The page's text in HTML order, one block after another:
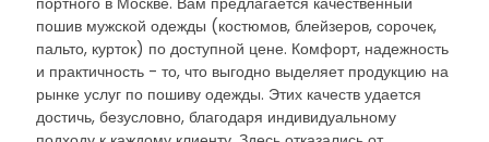
пошив мужской одежды (костюмов, блейзеров, сорочек,
пальто, курток) по доступной цене. Комфорт, надежность
и практичность - то, что выгодно выделяет продукцию на
рынке услуг по пошиву одежды. Этих качеств удается
достичь, безусловно, благодаря индивидуальному